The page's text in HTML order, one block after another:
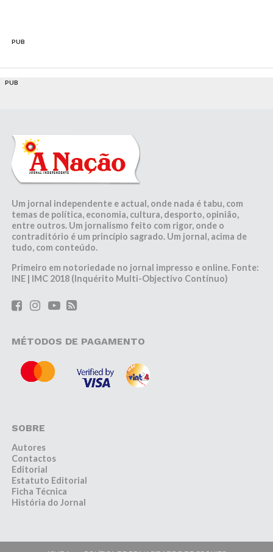
PUB
PUB
Um jornal independente e actual, onde nada é tabu, com
temas de política, economia, cultura, desporto, opinião,
entre outros. Um jornalismo feito com rigor, onde o
contraditório é um princípio sagrado. Um jornal, acima de
tudo, com conteúdo.
Primeiro em notoriedade no jornal impresso e online. Fonte:
INE | IMC 2018 (Inquérito Multi-Objectivo Contínuo)
MÉTODOS DE PAGAMENTO
SOBRE
Autores
Contactos
Editorial
Estatuto Editorial
Ficha Técnica
História do Jornal